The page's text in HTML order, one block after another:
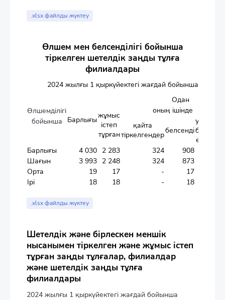
.xlsx файлды жүктеу
Өлшем мен белсенділігі бойынша
тіркелген шетелдік заңды тұлға
филиалдары
2024 жылғы 1 қыркүйектегі жағдай бойынша
Өлшемділігі
бойынша
Барлығы
Одан
жұмыс
істеп
тұрған
оның ішінде
қайта
тіркелгендербелсенді
уақытша
белсенді
еместері
Барлығы
4 030 2 283 324 908
Шағын
3 993 2 248 324 873
Орта
19 17 - 17
Ірі
18 18 - 18
.xlsx файлды жүктеу
Шетелдік және бірлескен меншік
нысанымен тіркелген және жұмыс істеп
тұрған заңды тұлғалар, филиалдар
және шетелдік заңды тұлға
филиалдары
2024 жылғы 1 қыркүйектегі жағдай бойынша